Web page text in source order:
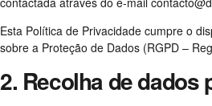
Esta Política de Privacidade cumpre o
sobre a Proteção de Dados (RGPD –
2. Recolha de dados